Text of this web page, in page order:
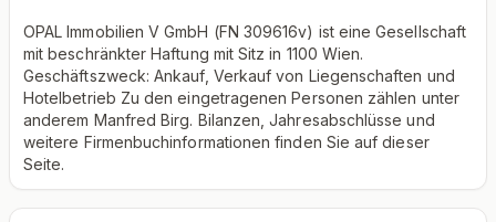
OPAL Immobilien V GmbH (FN 309616v) ist eine Gesellschaft
mit beschränkter Haftung mit Sitz in 1100 Wien.
Geschäftszweck: Ankauf, Verkauf von Liegenschaften und
Hotelbetrieb Zu den eingetragenen Personen zählen unter
anderem Manfred Birg. Bilanzen, Jahresabschlüsse und
weitere Firmenbuchinformationen finden Sie auf dieser
Seite.